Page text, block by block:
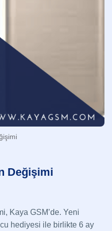
Değişimi
Kaya GSM’de. Yeni
hediyesi ile birlikte 6 ay